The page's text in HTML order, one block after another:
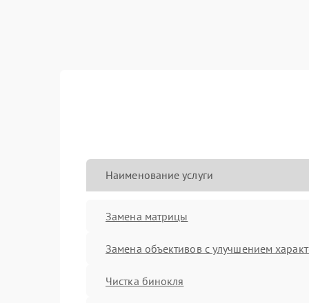
Наименование услуги
Замена матрицы
Замена объективов с улучшением
Чистка бинокля